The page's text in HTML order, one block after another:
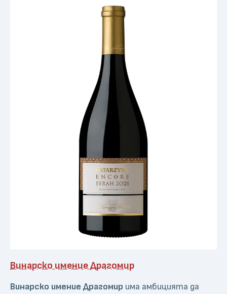
Винарско имение Драгомир
Винарско имение Драгомир има амбицията да